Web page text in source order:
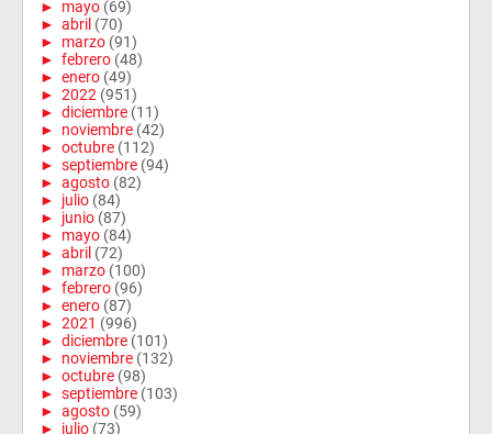
► mayo (69)
► abril (70)
► marzo (91)
► febrero (48)
► enero (49)
► 2022 (951)
► diciembre (11)
► noviembre (42)
► octubre (112)
► septiembre (94)
► agosto (82)
► julio (84)
► junio (87)
► mayo (84)
► abril (72)
► marzo (100)
► febrero (96)
► enero (87)
► 2021 (996)
► diciembre (101)
► noviembre (132)
► octubre (98)
► septiembre (103)
► agosto (59)
► julio (73)